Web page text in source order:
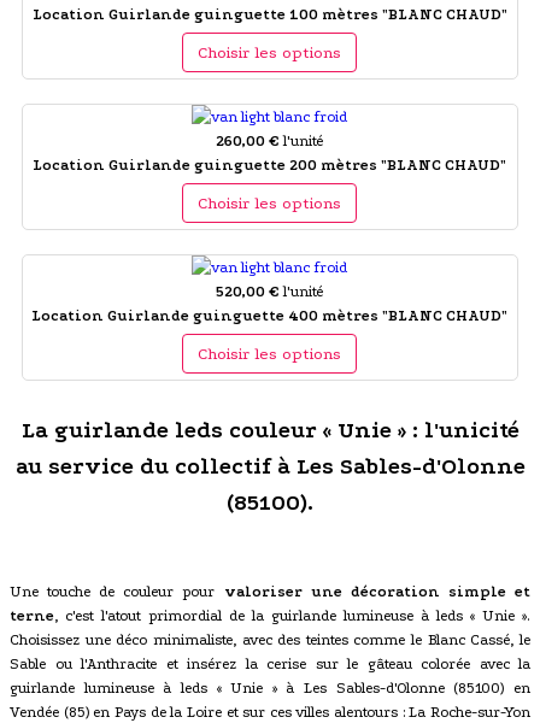
Location Guirlande guinguette 100 mètres "BLANC CHAUD"
Choisir les options
260,00 € l'unité
Location Guirlande guinguette 200 mètres "BLANC CHAUD"
Choisir les options
520,00 € l'unité
Location Guirlande guinguette 400 mètres "BLANC CHAUD"
Choisir les options
La guirlande leds couleur « Unie » : l'unicité
au service du collectif à Les Sables-d'Olonne
(85100).
Une touche de couleur pour
valoriser une décoration simple et
terne, c'est l'atout primordial de la guirlande lumineuse à leds « Unie ».
Choisissez une déco minimaliste, avec des teintes comme le Blanc Cassé, le
Sable ou l'Anthracite et insérez la cerise sur le gâteau colorée avec la
guirlande lumineuse à leds « Unie » à Les Sables-d'Olonne (85100) en
Vendée (85) en Pays de la Loire et sur ces villes alentours : La Roche-sur-Yon